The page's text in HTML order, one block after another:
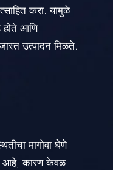
करा. यामुळे
होते आणि
उत्पादन मिळते.
मागोवा घेणे
आहे, कारण केवळ